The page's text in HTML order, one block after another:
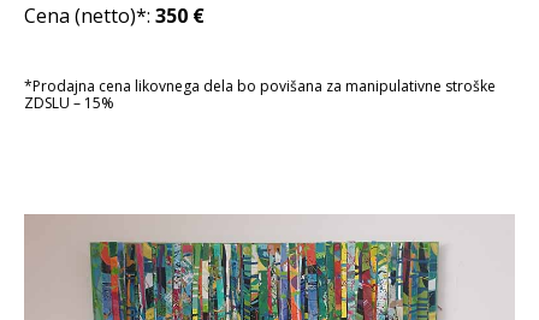
Cena (netto)*: 350 €
*Prodajna cena likovnega dela bo povišana za manipulativne stroške
ZDSLU – 15%